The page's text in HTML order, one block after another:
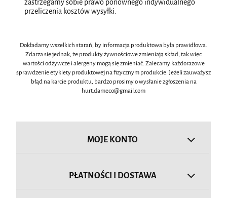
zastrzegamy sobie prawo ponownego indywidualnego
przeliczenia kosztów wysyłki.
Dokładamy wszelkich starań, by informacja produktowa była prawidłowa.
Zdarza się jednak, że produkty żywnościowe zmieniają skład, tak więc
wartości odżywcze i alergeny mogą się zmieniać. Zalecamy każdorazowe
sprawdzenie etykiety produktowej na fizycznym produkcie. Jeżeli zauważysz
błąd na karcie produktu, bardzo prosimy o wysłanie zgłoszenia na
hurt.dameco@gmail.com
MOJE KONTO
PŁATNOŚCI I DOSTAWA